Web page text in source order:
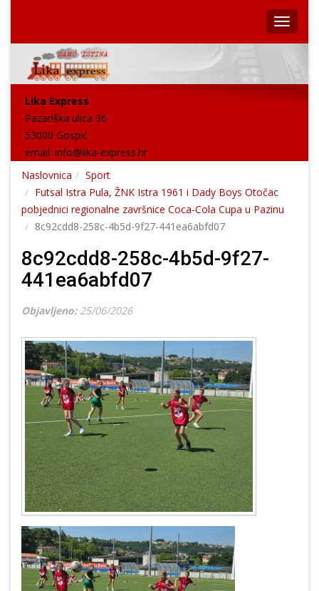
Lika Express
Pazariška ulica 36
53000 Gospić
email: info@lika-express.hr
Naslovnica
Sport
Futsal Istra Pula, ŽNK Istra 1961 i Dady Boys Otočac
pobjednici regionalne završnice Coca-Cola Cupa u Pazinu
8c92cdd8-258c-4b5d-9f27-441ea6abfd07
8c92cdd8-258c-4b5d-9f27-
441ea6abfd07
Objavljeno: 25/06/2026